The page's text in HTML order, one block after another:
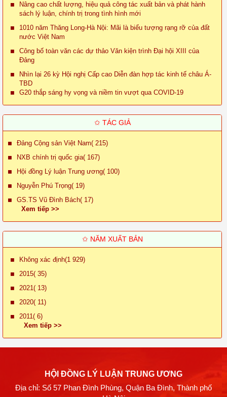
Nâng cao chất lượng, hiệu quả công tác xuất bản và phát hành
sách lý luận, chính trị trong tình hình mới
1010 năm Thăng Long-Hà Nội: Mãi là biểu tượng rạng rỡ của đất
nước Việt Nam
Công bố toàn văn các dự thảo Văn kiện trình Đại hội XIII của
Đảng
Nhìn lại 26 kỳ Hội nghị Cấp cao Diễn đàn hợp tác kinh tế châu Á-
TBD
G20 thắp sáng hy vọng và niềm tin vượt qua COVID-19
✩ TÁC GIẢ
Đảng Cộng sản Việt Nam( 215)
NXB chính trị quốc gia( 167)
Hội đồng Lý luận Trung ương( 100)
Nguyễn Phú Trọng( 19)
GS.TS Vũ Đình Bách( 17)
Xem tiếp >>
✩ NĂM XUẤT BẢN
Không xác định(1 929)
2015( 35)
2021( 13)
2020( 11)
2011( 6)
Xem tiếp >>
HỘI ĐỒNG LÝ LUẬN TRUNG ƯƠNG
Địa chỉ: Số 57 Phan Đình Phùng, Quận Ba Đình, Thành phố